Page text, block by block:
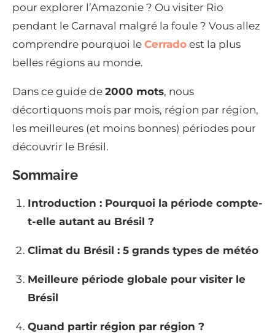
pour explorer l’Amazonie ? Ou visiter Rio
pendant le Carnaval malgré la foule ? Vous allez
comprendre pourquoi le Cerrado est la plus
belles régions au monde.
Dans ce guide de 2000 mots, nous
décortiquons mois par mois, région par région,
les meilleures (et moins bonnes) périodes pour
découvrir le Brésil.
Sommaire
Introduction : Pourquoi la période compte-
t-elle autant au Brésil ?
Climat du Brésil : 5 grands types de météo
Meilleure période globale pour visiter le
Brésil
Quand partir région par région ?